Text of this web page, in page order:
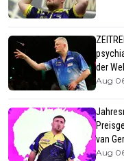
der
Aug
van
Aug